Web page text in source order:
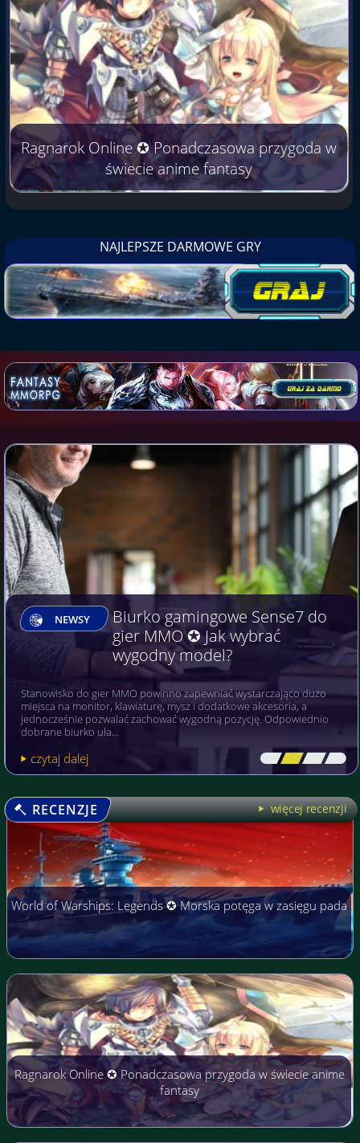
Ragnarok Online ✪ Ponadczasowa przygoda w
świecie anime fantasy
NAJLEPSZE DARMOWE GRY
NEWSY
Biurko gamingowe Sense7 do
gier MMO ✪ Jak wybrać
wygodny model?
Stanowisko do gier MMO powinno zapewniać wystarczająco dużo
miejsca na monitor, klawiaturę, mysz i dodatkowe akcesoria, a
jednocześnie pozwalać zachować wygodną pozycję. Odpowiednio
dobrane biurko uła…
czytaj dalej [\ \\ \\ \]
RECENZJE więcej recenzji
World of Warships: Legends ✪ Morska potęga w zasięgu pada
Ragnarok Online ✪ Ponadczasowa przygoda w świecie anime
fantasy